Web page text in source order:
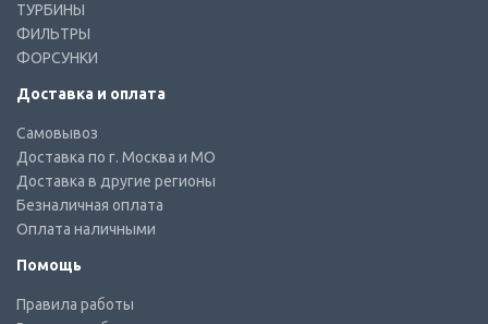
ТУРБИНЫ
ФИЛЬТРЫ
ФОРСУНКИ
Доставка и оплата
Самовывоз
Доставка по г. Москва и МО
Доставка в другие регионы
Безналичная оплата
Оплата наличными
Помощь
Правила работы